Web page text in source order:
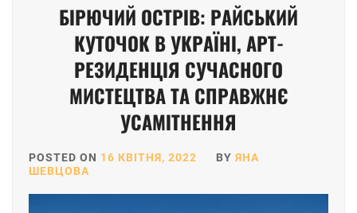
БІРЮЧИЙ ОСТРІВ: РАЙСЬКИЙ
КУТОЧОК В УКРАЇНІ, АРТ-
РЕЗИДЕНЦІЯ СУЧАСНОГО
МИСТЕЦТВА ТА СПРАВЖНЄ
УСАМІТНЕННЯ
POSTED ON 16 КВІТНЯ, 2022 BY ЯНА
ШЕВЦОВА